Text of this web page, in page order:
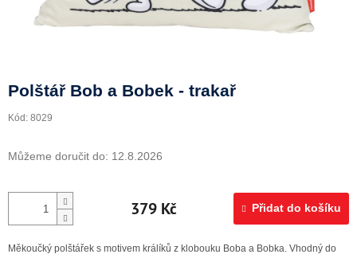
Doprava a platba
Polštář Bob a Bobek - trakař
Kód: 8029
Můžeme doručit do: 12.8.2026
379 Kč Přidat do košíku
Měkoučký polštářek s motivem králíků z klobouku Boba a Bobka. Vhodný do